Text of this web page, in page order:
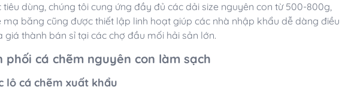
dùng, chúng tôi cung ứng đầy đủ các dải size nguyên con từ 500-800g,
băng cũng được thiết lập linh hoạt giúp các nhà nhập khẩu dễ dàng điều
thành bán sỉ tại các chợ đầu mối hải sản lớn.
cá chẽm nguyên con làm sạch
lô cá chẽm xuất khẩu